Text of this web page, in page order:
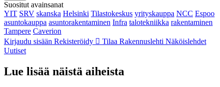
Suositut avainsanat
YIT SRV skanska Helsinki Tilastokeskus yrityskauppa NCC Espoo
asuntokauppa asuntorakentaminen Infra talotekniikka rakentaminen
Tampere Caverion
Kirjaudu sisään Rekisteröidy Tilaa Rakennuslehti Näköislehdet
Uutiset
Lue lisää näistä aiheista